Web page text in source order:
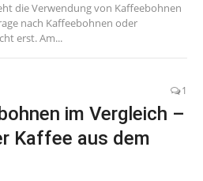
die Verwendung von Kaffeebohnen
nach Kaffeebohnen oder
erst. Am...
1
im Vergleich –
Kaffee aus dem